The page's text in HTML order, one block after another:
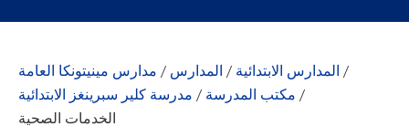
مدارس مينيتونكا العامة / المدارس / المدارس الابتدائية /
مدرسة كلير سبرينغز الابتدائية / مكتب المدرسة /
الخدمات الصحية